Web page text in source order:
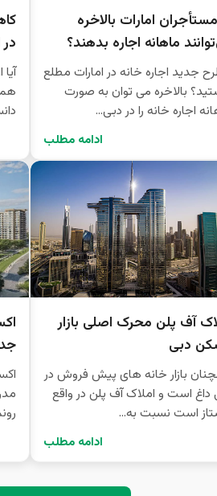
مستأجران امارات بالاخره
ماهانه اجاره بدهند؟
جدید اجاره خانه در امارات مطلع
بالاخره می توان به صورت
اجاره خانه را در دبی...
ادامه مطلب
در
آف پلن محرک اصلی بازار
دبی
بازار خانه های پیش فروش در
داغ است و املاک آف پلن در واقع
است نسبت به...
ادامه مطلب